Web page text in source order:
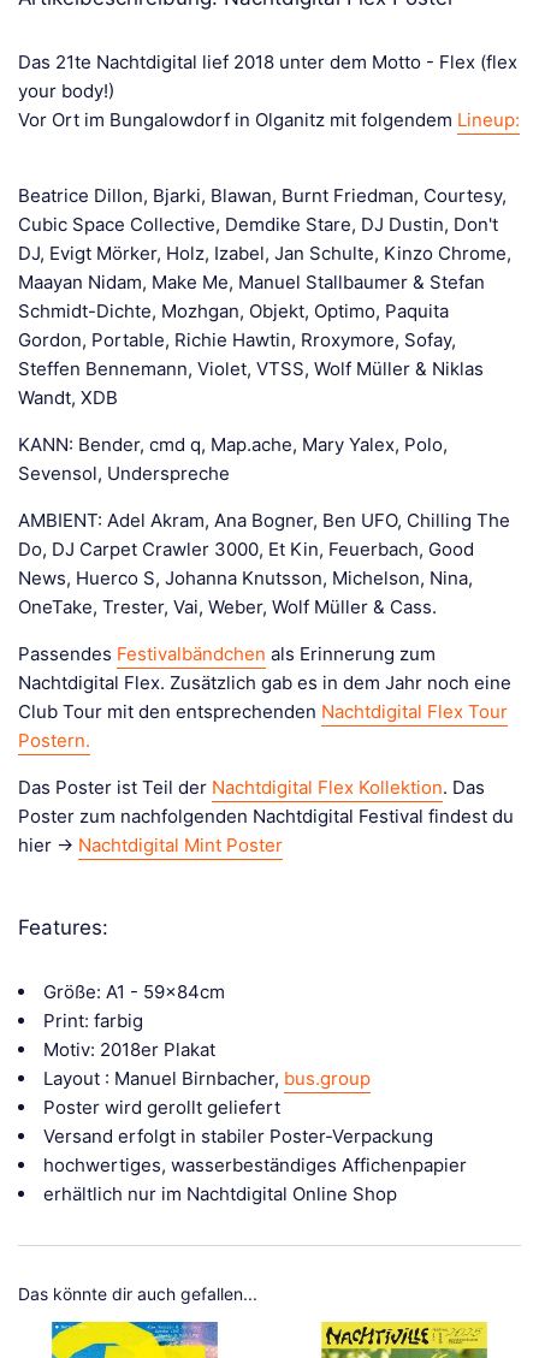
Das 21te Nachtdigital lief 2018 unter dem Motto - Flex (flex
your body!)
Vor Ort im Bungalowdorf in Olganitz mit folgendem Lineup:
Beatrice Dillon, Bjarki, Blawan, Burnt Friedman, Courtesy,
Cubic Space Collective, Demdike Stare, DJ Dustin, Don't
DJ, Evigt Mörker, Holz, Izabel, Jan Schulte, Kinzo Chrome,
Maayan Nidam, Make Me, Manuel Stallbaumer & Stefan
Schmidt-Dichte, Mozhgan, Objekt, Optimo, Paquita
Gordon, Portable, Richie Hawtin, Rroxymore, Sofay,
Steffen Bennemann, Violet, VTSS, Wolf Müller & Niklas
Wandt, XDB
KANN: Bender, cmd q, Map.ache, Mary Yalex, Polo,
Sevensol, Underspreche
AMBIENT: Adel Akram, Ana Bogner, Ben UFO, Chilling The
Do, DJ Carpet Crawler 3000, Et Kin, Feuerbach, Good
News, Huerco S, Johanna Knutsson, Michelson, Nina,
OneTake, Trester, Vai, Weber, Wolf Müller & Cass.
Passendes Festivalbändchen als Erinnerung zum
Nachtdigital Flex. Zusätzlich gab es in dem Jahr noch eine
Club Tour mit den entsprechenden Nachtdigital Flex Tour
Postern.
Das Poster ist Teil der Nachtdigital Flex Kollektion. Das
Poster zum nachfolgenden Nachtdigital Festival findest du
hier -> Nachtdigital Mint Poster
Features:
Größe: A1 - 59x84cm
Print: farbig
Motiv: 2018er Plakat
Layout : Manuel Birnbacher, bus.group
Poster wird gerollt geliefert
Versand erfolgt in stabiler Poster-Verpackung
hochwertiges, wasserbeständiges Affichenpapier
erhältlich nur im Nachtdigital Online Shop
Das könnte dir auch gefallen...